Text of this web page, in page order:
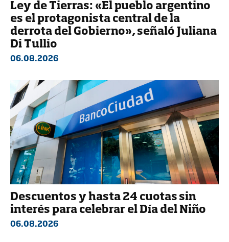
Ley de Tierras: «El pueblo argentino
es el protagonista central de la
derrota del Gobierno», señaló Juliana
Di Tullio
06.08.2026
Descuentos y hasta 24 cuotas sin
interés para celebrar el Día del Niño
06.08.2026